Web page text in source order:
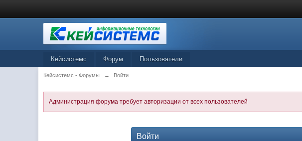
Кейсистемс Форум Пользователи
Кейсистемс - Форумы → Войти
Администрация форума требует авторизации от всех пользователей
Войти